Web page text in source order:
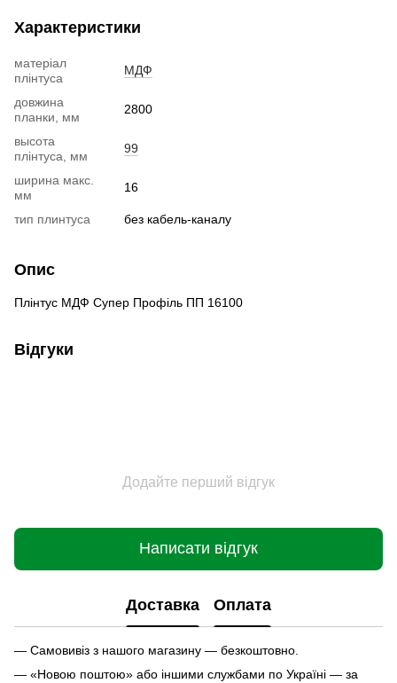
Характеристики
матеріал
плінтуса
МДФ
довжина
планки, мм
2800
высота
плінтуса, мм
99
ширина макс.
мм
16
тип плинтуса без кабель-каналу
Опис
Плінтус МДФ Супер Профіль ПП 16100
Відгуки
Додайте перший відгук
Написати відгук
Доставка Оплата
— Самовивіз з нашого магазину — безкоштовно.
— «Новою поштою» або іншими службами по Україні — за